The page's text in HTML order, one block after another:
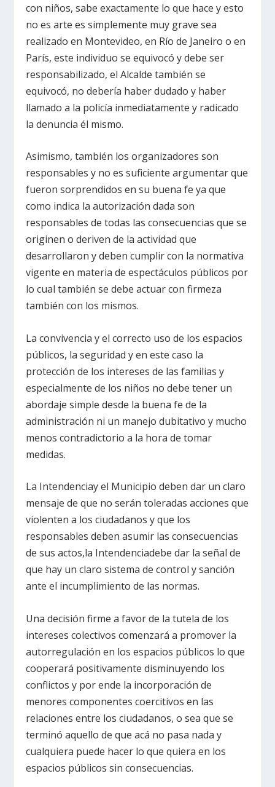
con niños, sabe exactamente lo que hace y esto
no es arte es simplemente muy grave sea
realizado en Montevideo, en Río de Janeiro o en
París, este individuo se equivocó y debe ser
responsabilizado, el Alcalde también se
equivocó, no debería haber dudado y haber
llamado a la policía inmediatamente y radicado
la denuncia él mismo.
Asimismo, también los organizadores son
responsables y no es suficiente argumentar que
fueron sorprendidos en su buena fe ya que
como indica la autorización dada son
responsables de todas las consecuencias que se
originen o deriven de la actividad que
desarrollaron y deben cumplir con la normativa
vigente en materia de espectáculos públicos por
lo cual también se debe actuar con firmeza
también con los mismos.
La convivencia y el correcto uso de los espacios
públicos, la seguridad y en este caso la
protección de los intereses de las familias y
especialmente de los niños no debe tener un
abordaje simple desde la buena fe de la
administración ni un manejo dubitativo y mucho
menos contradictorio a la hora de tomar
medidas.
La Intendenciay el Municipio deben dar un claro
mensaje de que no serán toleradas acciones que
violenten a los ciudadanos y que los
responsables deben asumir las consecuencias
de sus actos,la Intendenciadebe dar la señal de
que hay un claro sistema de control y sanción
ante el incumplimiento de las normas.
Una decisión firme a favor de la tutela de los
intereses colectivos comenzará a promover la
autorregulación en los espacios públicos lo que
cooperará positivamente disminuyendo los
conflictos y por ende la incorporación de
menores componentes coercitivos en las
relaciones entre los ciudadanos, o sea que se
terminó aquello de que acá no pasa nada y
cualquiera puede hacer lo que quiera en los
espacios públicos sin consecuencias.